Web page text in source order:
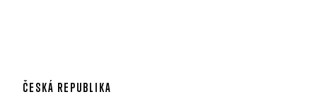
ČESKÁ REPUBLIKA